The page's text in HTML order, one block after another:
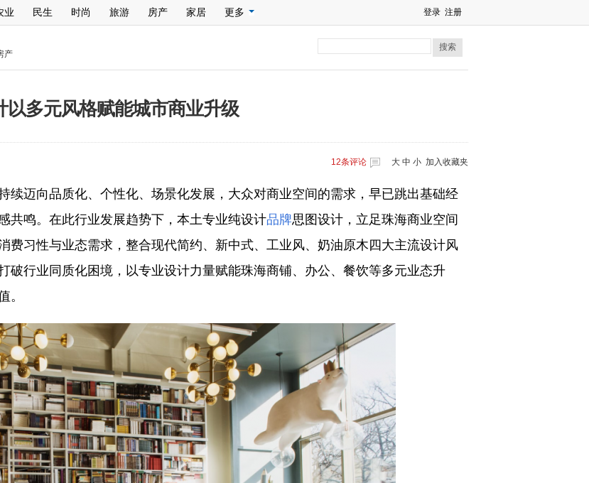
业 民生 时尚 旅游 房产 家居 更多 登录 注册
产
搜索
多元风格赋能城市商业升级
大 中 小 加入收藏夹
12条评论
续迈向品质化、个性化、场景化发展，大众对商业空间的需求，早已跳出基础经
共鸣。在此行业发展趋势下，本土专业纯设计品牌思图设计，立足珠海商业空间
费习性与业态需求，整合现代简约、新中式、工业风、奶油原木四大主流设计风
破行业同质化困境，以专业设计力量赋能珠海商铺、办公、餐饮等多元业态升
。